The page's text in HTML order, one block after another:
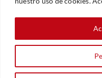
Política De